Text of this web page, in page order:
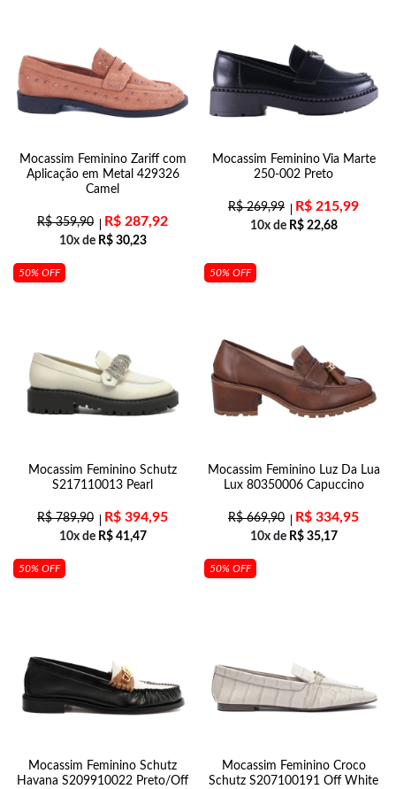
Mocassim Feminino Zariff com
Aplicação em Metal 429326
Camel
R$359,90 R$ 287,92
10x de R$30,23
Mocassim Feminino Via Marte
250-002 Preto
R$269,99 R$ 215,99
10x de R$22,68
50% OFF
Mocassim Feminino Schutz
S217110013 Pearl
R$789,90 R$ 394,95
10x de R$41,47
50% OFF
Mocassim Feminino Luz Da Lua
Lux 80350006 Capuccino
R$669,90 R$ 334,95
10x de R$35,17
50% OFF
Mocassim Feminino Schutz
Havana S209910022 Preto/Off
50% OFF
Mocassim Feminino Croco
Schutz S207100191 Off White